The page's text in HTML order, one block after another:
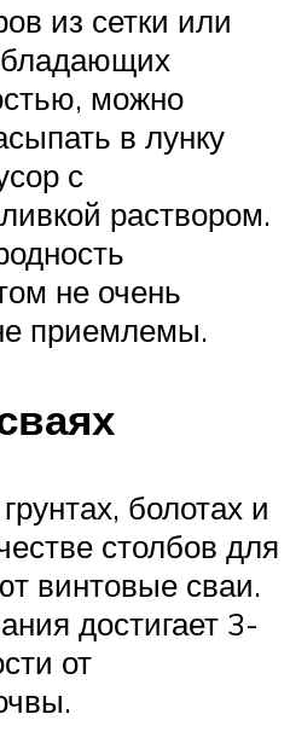
из сетки или
можно
в лунку
с
раствором.
не очень
приемлемы.
болотах и
столбов для
винтовые сваи.
достигает 3-
от